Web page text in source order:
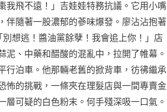
我飛不遠！」吉娃娃特務抗議。它用小嘴
伴隨著一股濃郁的蔘味爆發。廖沾沾抱著
想逃！醬油黨餘孽！我會追上你！」店
、中藥和醋酸的混亂中，拉開了帷幕。
行泊車。他那輛老舊的掀背車，彷彿繼承
怖的挑戰，一條夾在理髮店與一間專賣金
可疑的白色粉末。何手殘深吸一口氣。